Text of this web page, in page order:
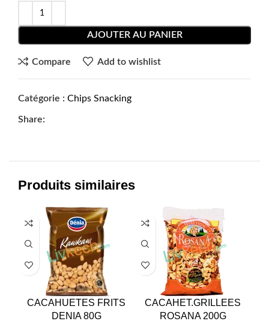
AJOUTER AU PANIER
Compare Add to wishlist
Catégorie : Chips Snacking
Share:
Produits similaires
CACAHUETES FRITS
DENIA 80G
CACAHET.GRILLEES
ROSANA 200G